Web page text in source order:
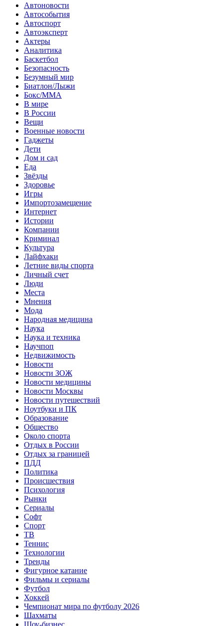
Автоновости
Автособытия
Автоспорт
Автоэксперт
Актеры
Аналитика
Баскетбол
Безопасность
Безумный мир
Биатлон/Лыжи
Бокс/MMA
В мире
В России
Вещи
Военные новости
Гаджеты
Дети
Дом и сад
Еда
Звёзды
Здоровье
Игры
Импортозамещение
Интернет
Истории
Компании
Криминал
Культура
Лайфхаки
Летние виды спорта
Личный счет
Люди
Места
Мнения
Мода
Народная медицина
Наука
Наука и техника
Научпоп
Недвижимость
Новости
Новости ЗОЖ
Новости медицины
Новости Москвы
Новости путешествий
Ноутбуки и ПК
Образование
Общество
Около спорта
Отдых в России
Отдых за границей
ПДД
Политика
Происшествия
Психология
Рынки
Сериалы
Софт
Спорт
ТВ
Теннис
Технологии
Тренды
Фигурное катание
Фильмы и сериалы
Футбол
Хоккей
Чемпионат мира по футболу 2026
Шахматы
Шоу-бизнес